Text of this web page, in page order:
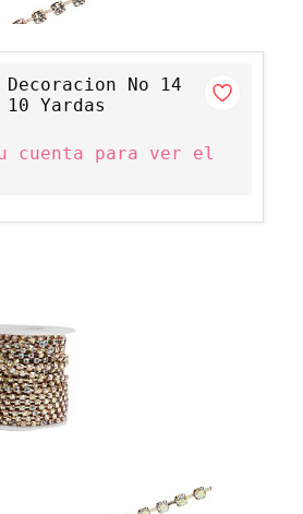
No 14
Yardas
cuenta para ver el